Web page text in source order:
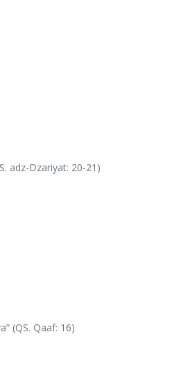
adz-Dzariyat: 20-21)
(QS. Qaaf: 16)